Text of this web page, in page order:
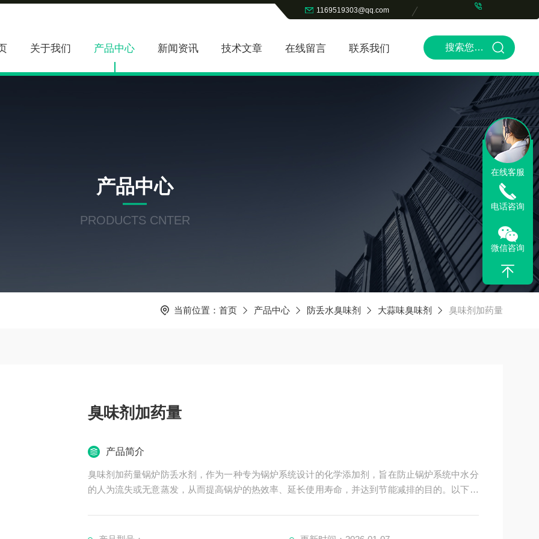
1169519303@qq.com
关于我们 产品中心 新闻资讯 技术文章 在线留言 联系我们
产品中心
PRODUCTS CNTER
当前位置： 首页 产品中心 防丢水臭味剂 大蒜味臭味剂 臭味剂加药量
臭味剂加药量
产品简介
臭味剂加药量锅炉防丢水剂，作为一种专为锅炉系统设计的化学添加剂，旨在防止锅炉系统中水分
的人为流失或无意蒸发，从而提高锅炉的热效率、延长使用寿命，并达到节能减排的目的。以下是
在线客服
电话咨询
微信咨询